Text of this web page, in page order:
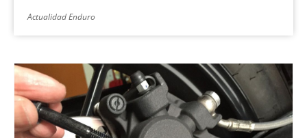
Actualidad Enduro